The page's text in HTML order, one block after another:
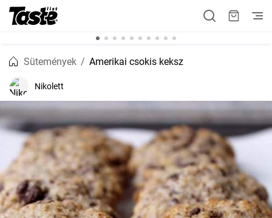
Sütemények Amerikai csokis keksz
Nikolett